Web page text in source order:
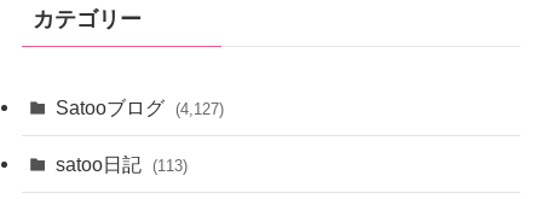
ブ
カテゴリー
Satooブログ (4,127)
satoo日記 (113)